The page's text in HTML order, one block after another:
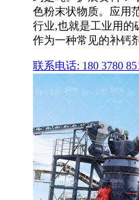
色粉末状物质。应用
行业,也就是工业用的
作为一种常见的补钙
联系电话: 180 3780